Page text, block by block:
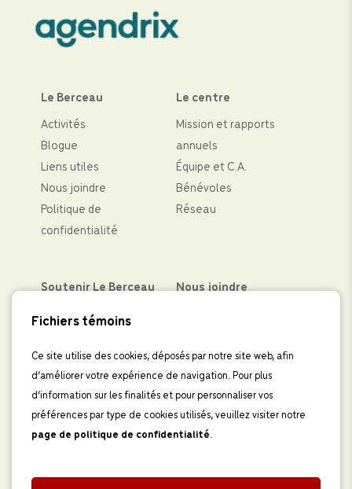
Le Berceau
Activités
Blogue
Liens utiles
Nous joindre
Politique de
confidentialité
Le centre
Mission et rapports
annuels
Équipe et C.A.
Bénévoles
Réseau
Soutenir Le Berceau
Partenaires financiers
Levées de fond
Boutique
Nous joindre
LinkedIn
IInscrivez-vous à
l’infolettre
Fichiers témoins
Ce site utilise des cookies, déposés par notre site web, afin
d’améliorer votre expérience de navigation. Pour plus
d’information sur les finalités et pour personnaliser vos
préférences par type de cookies utilisés, veuillez visiter notre
page de politique de confidentialité.